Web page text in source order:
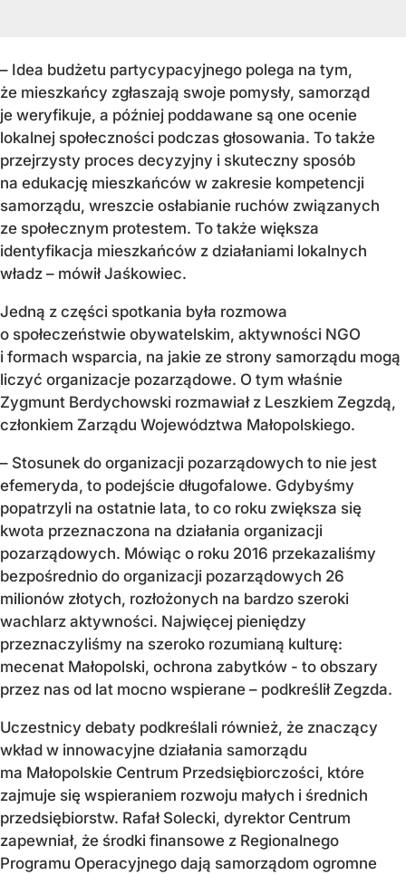
– Idea budżetu partycypacyjnego polega na tym,
że mieszkańcy zgłaszają swoje pomysły, samorząd
je weryfikuje, a później poddawane są one ocenie
lokalnej społeczności podczas głosowania. To także
przejrzysty proces decyzyjny i skuteczny sposób
na edukację mieszkańców w zakresie kompetencji
samorządu, wreszcie osłabianie ruchów związanych
ze społecznym protestem. To także większa
identyfikacja mieszkańców z działaniami lokalnych
władz – mówił Jaśkowiec.
Jedną z części spotkania była rozmowa
o społeczeństwie obywatelskim, aktywności NGO
i formach wsparcia, na jakie ze strony samorządu mogą
liczyć organizacje pozarządowe. O tym właśnie
Zygmunt Berdychowski rozmawiał z Leszkiem Zegzdą,
członkiem Zarządu Województwa Małopolskiego.
– Stosunek do organizacji pozarządowych to nie jest
efemeryda, to podejście długofalowe. Gdybyśmy
popatrzyli na ostatnie lata, to co roku zwiększa się
kwota przeznaczona na działania organizacji
pozarządowych. Mówiąc o roku 2016 przekazaliśmy
bezpośrednio do organizacji pozarządowych 26
milionów złotych, rozłożonych na bardzo szeroki
wachlarz aktywności. Najwięcej pieniędzy
przeznaczyliśmy na szeroko rozumianą kulturę:
mecenat Małopolski, ochrona zabytków - to obszary
przez nas od lat mocno wspierane – podkreślił Zegzda.
Uczestnicy debaty podkreślali również, że znaczący
wkład w innowacyjne działania samorządu
ma Małopolskie Centrum Przedsiębiorczości, które
zajmuje się wspieraniem rozwoju małych i średnich
przedsiębiorstw. Rafał Solecki, dyrektor Centrum
zapewniał, że środki finansowe z Regionalnego
Programu Operacyjnego dają samorządom ogromne